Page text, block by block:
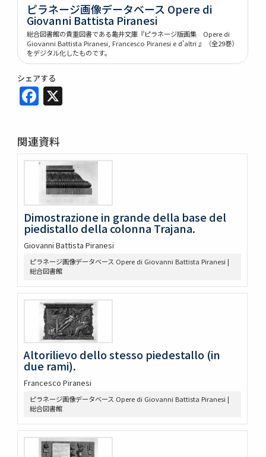
ピラネージ画像データベース Opere di
Giovanni Battista Piranesi
総合図書館の貴重図書である亀井文庫『ピラネージ版画集 Opere di
Giovanni Battista Piranesi, Francesco Piranesi e d'altri 』（全29巻）
をデジタル化したものです。
シェアする
Facebook
関連資料
Dimostrazione in grande della base del
piedistallo della colonna Trajana.
Giovanni Battista Piranesi
ピラネージ画像データベース Opere di Giovanni Battista Piranesi |
総合図書館
Altorilievo dello stesso piedestallo (in
due rami).
Francesco Piranesi
ピラネージ画像データベース Opere di Giovanni Battista Piranesi |
総合図書館